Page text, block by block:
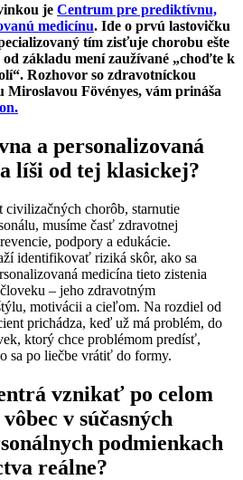
je Centrum pre prediktívnu,
medicínu. Ide o prvú lastovičku
tím zisťuje chorobu ešte
základu mení zaužívané „choďte k
Rozhovor so zdravotníckou
Fövényes, vám prináša
a personalizovaná
líši od tej klasickej?
civilizačných chorôb, starnutie
musíme časť zdravotnej
podpory a edukácie.
identifikovať riziká skôr, ako sa
medicína tieto zistenia
– jeho zdravotným
motivácii a cieľom. Na rozdiel od
prichádza, keď už má problém, do
ktorý chce problémom predísť,
sa po liečbe vrátiť do formy.
vznikať po celom
v súčasných
podmienkach
reálne?